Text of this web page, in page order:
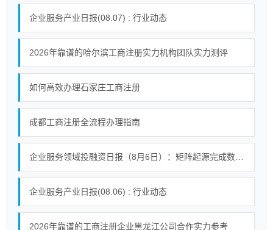
企业服务产业日报(08.07) : 行业动态
2026年靠谱的哈尔滨工商注册实力机构团队实力测评
如何高效办理石家庄工商注册
成都工商注册全流程办理指南
企业服务产业日报(08.06) : 行业动态
2026年靠谱的工商注册企业黑龙江公司合作实力参考